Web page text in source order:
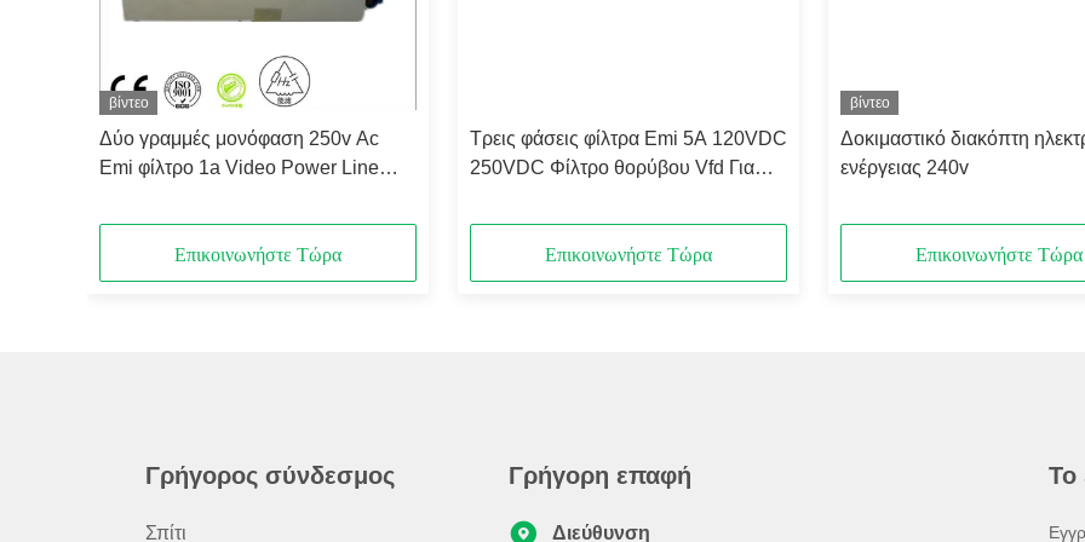
βίντεο
Δύο γραμμές μονόφαση 250v Ac
Emi φίλτρο 1a Video Power Line
Επικοινωνήστε Τώρα
Τρεις φάσεις φίλτρα Emi 5A 120VDC
250VDC Φίλτρο θορύβου Vfd Για
δωμάτιο
Επικοινωνήστε Τώρα
βίντεο
Δοκιμαστικό διακόπτη
ενέργειας 240v
Επικοινωνήστε Τώρα
Γρήγορος σύνδεσμος
Σπίτι
Γρήγορη επαφή
Διεύθυνση
Το